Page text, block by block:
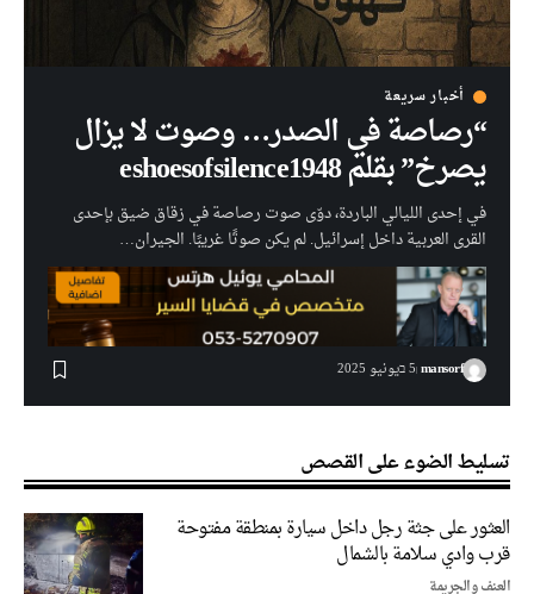
أخبار سريعة
“رصاصة في الصدر… وصوت لا يزال
يصرخ” بقلم eshoesofsilence1948
في إحدى الليالي الباردة، دوّى صوت رصاصة في زقاق ضيق بإحدى
القرى العربية داخل إسرائيل. لم يكن صوتًا غريبًا. الجيران…
mansorf5 בيونيو 2025
تسليط الضوء على القصص
العثور على جثة رجل داخل سيارة بمنطقة مفتوحة
قرب وادي سلامة بالشمال
العنف والجريمة